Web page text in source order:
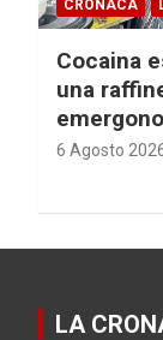
CRONACA
Cocaina
una
6 Agosto
LA